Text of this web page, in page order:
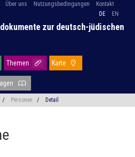
Über uns Nutzungsbedingungen
Kontakt
DE
EN
zur deutsch-jüdischen
Themen Karte
/ Personen / Detail